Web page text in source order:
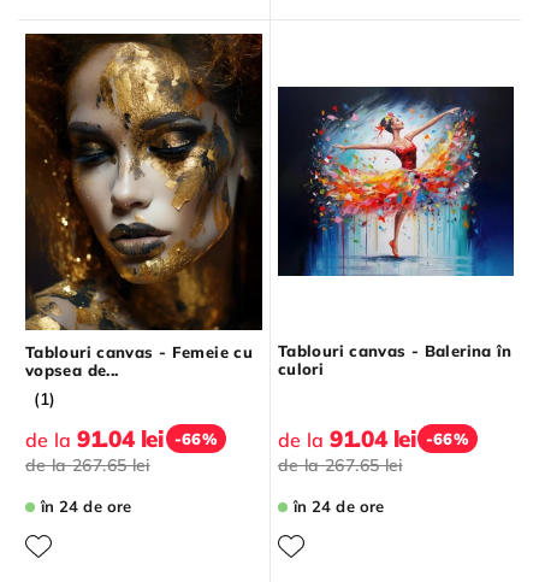
Tablouri canvas - Femeie cu
vopsea de...
(1)
de la 91.04 lei -66%
de la267.65 lei
în 24 de ore
Tablouri canvas - Balerina în
culori
de la 91.04 lei -66%
de la267.65 lei
în 24 de ore